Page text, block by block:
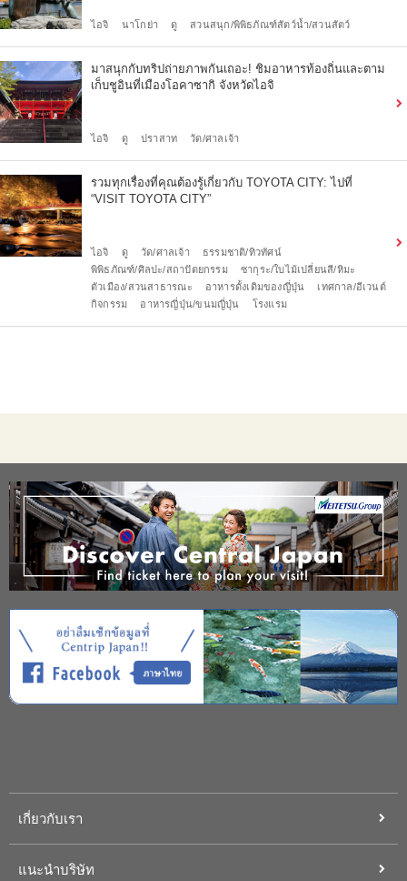
ไอจิ นาโกย่า ดู สวนสนุก/พิพิธภัณฑ์สัตว์น้ำ/สวนสัตว์
มาสนุกกับทริปถ่ายภาพกันเถอะ! ชิมอาหารท้องถิ่นและตาม
เก็บชูอินที่เมืองโอคาซากิ จังหวัดไอจิ
ไอจิ ดู ปราสาท วัด/ศาลเจ้า
รวมทุกเรื่องที่คุณต้องรู้เกี่ยวกับ TOYOTA CITY: ไปที่
“VISIT TOYOTA CITY”
ไอจิ ดู วัด/ศาลเจ้า
ธรรมชาติ/ทิวทัศน์
พิพิธภัณฑ์/ศิลปะ/สถาปัตยกรรม
ซากุระ/ใบไม้เปลี่ยนสี/หิมะ
ตัวเมือง/สวนสาธารณะ
อาหารดั้งเดิมของญี่ปุ่น
เทศกาล/อีเวนต์
กิจกรรม
อาหารญี่ปุ่น/ขนมญี่ปุ่น โรงแรม
เกี่ยวกับเรา
แนะนำบริษัท